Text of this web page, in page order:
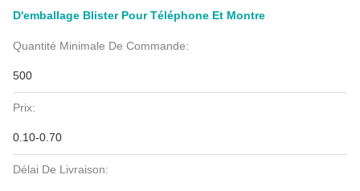
D'emballage Blister Pour Téléphone Et Montre
Quantité Minimale De Commande:
500
Prix:
0.10-0.70
Délai De Livraison: